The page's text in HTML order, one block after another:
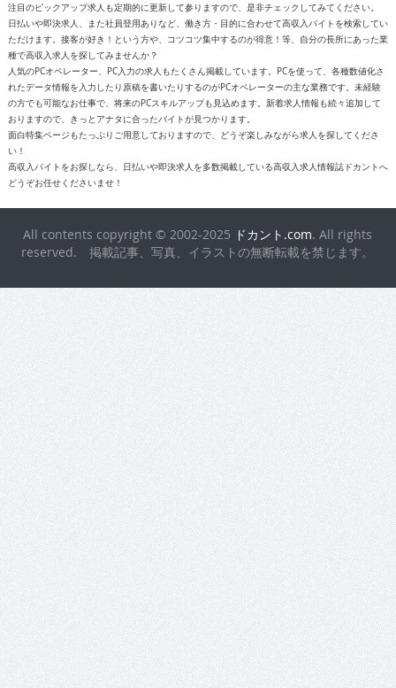
注目のピックアップ求人も定期的に更新して参りますので、是非チェックしてみてください。
日払いや即決求人、また社員登用ありなど、働き方・目的に合わせて高収入バイトを検索してい
ただけます。接客が好き！という方や、コツコツ集中するのが得意！等、自分の長所にあった業
種で高収入求人を探してみませんか？
人気のPCオペレーター、PC入力の求人もたくさん掲載しています。PCを使って、各種数値化さ
れたデータ情報を入力したり原稿を書いたりするのがPCオペレーターの主な業務です。未経験
の方でも可能なお仕事で、将来のPCスキルアップも見込めます。新着求人情報も続々追加して
おりますので、きっとアナタに合ったバイトが見つかります。
面白特集ページもたっぷりご用意しておりますので、どうぞ楽しみながら求人を探してくださ
い！
高収入バイトをお探しなら、日払いや即決求人を多数掲載している高収入求人情報誌ドカントへ
どうぞお任せくださいませ！
All contents copyright © 2002-2025 ドカント.com. All rights
reserved. 掲載記事、写真、イラストの無断転載を禁じます。